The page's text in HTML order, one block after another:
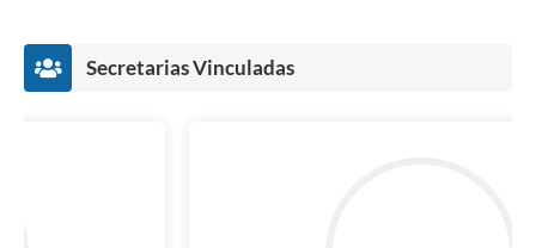
Secretarias Vinculadas